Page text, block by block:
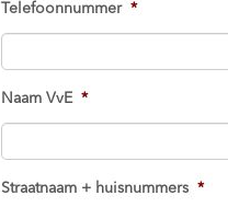
Telefoonnummer *
Naam VvE *
Straatnaam + huisnummers *